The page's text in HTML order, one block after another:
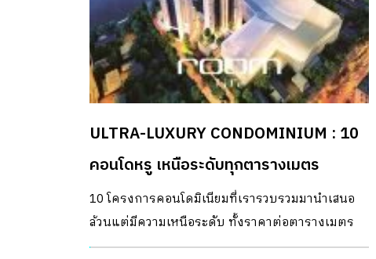
ULTRA-LUXURY CONDOMINIUM : 10
คอนโดหรู เหนือระดับทุกตารางเมตร
10 โครงการคอนโดมิเนียมที่เรารวบรวมมานำเสนอ
ล้วนแต่มีความเหนือระดับ ทั้งราคาต่อตารางเมตร
และดีไซน์ในทุกตารางนิ้ว เห็นแล้วรับรองคุณจะต้อง